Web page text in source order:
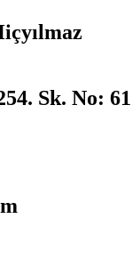
Sk. No: 61